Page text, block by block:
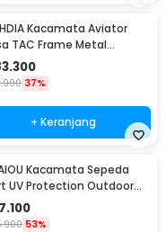
Kacamata Aviator
TAC Frame Metal
Sunglasses - V3088
37%
+ Keranjang
Kacamata Sepeda
UV Protection Outdoor
Sunglasses - AJ1
53%